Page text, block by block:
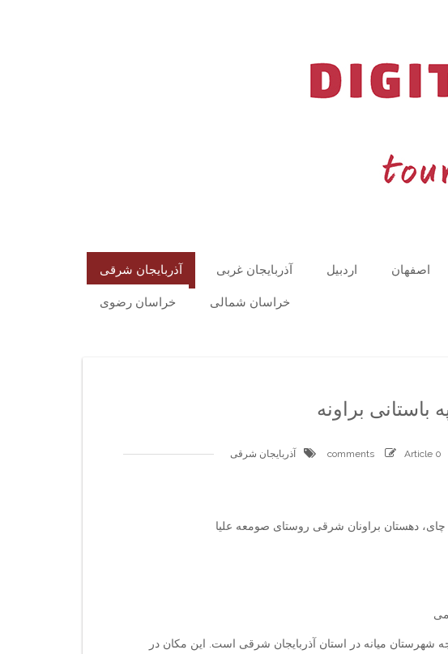
آذربایجان شرقی آذربایجان غربی اردبیل اصفهان
خراسان رضوی خراسان شمالی
باستانی براونه
0 comments
Article آذربایجان شرقی
دهستان براونان شرقی روستای صومعه علیا
شهرستان میانه در استان آذربایجان شرقی است. این مکان در